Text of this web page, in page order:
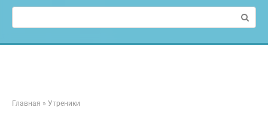
Поиск:
Главная » Утреники